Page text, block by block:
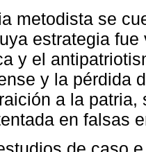
metodista se
estrategia
y el
y la pérdida
a la
en falsas